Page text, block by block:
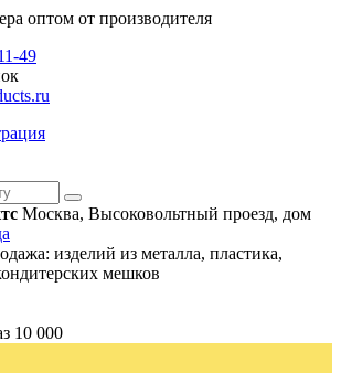
оптом от производителя
49
Москва, Высоковольтный проезд, дом
изделий из металла, пластика,
мешков
10 000